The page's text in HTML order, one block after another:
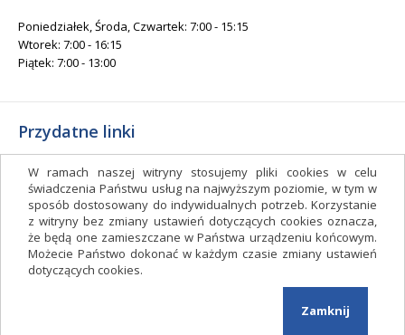
W ramach naszej witryny stosujemy pliki cookies w celu
świadczenia Państwu usług na najwyższym poziomie, w tym w
sposób dostosowany do indywidualnych potrzeb. Korzystanie
z witryny bez zmiany ustawień dotyczących cookies oznacza,
że będą one zamieszczane w Państwa urządzeniu końcowym.
Możecie Państwo dokonać w każdym czasie zmiany ustawień
dotyczących cookies.
Zamknij
Poniedziałek, Środa, Czwartek: 7:00 - 15:15
Wtorek: 7:00 - 16:15
Piątek: 7:00 - 13:00
Przydatne linki
Gminny Ośrodek Kultury i Sportu
Gminna Biblioteka Publiczna
facebook.com/gminagrudziadz
Deklaracja dostępności
Facebook
Copyright 2017 © Urząd Gminy Grudziądz